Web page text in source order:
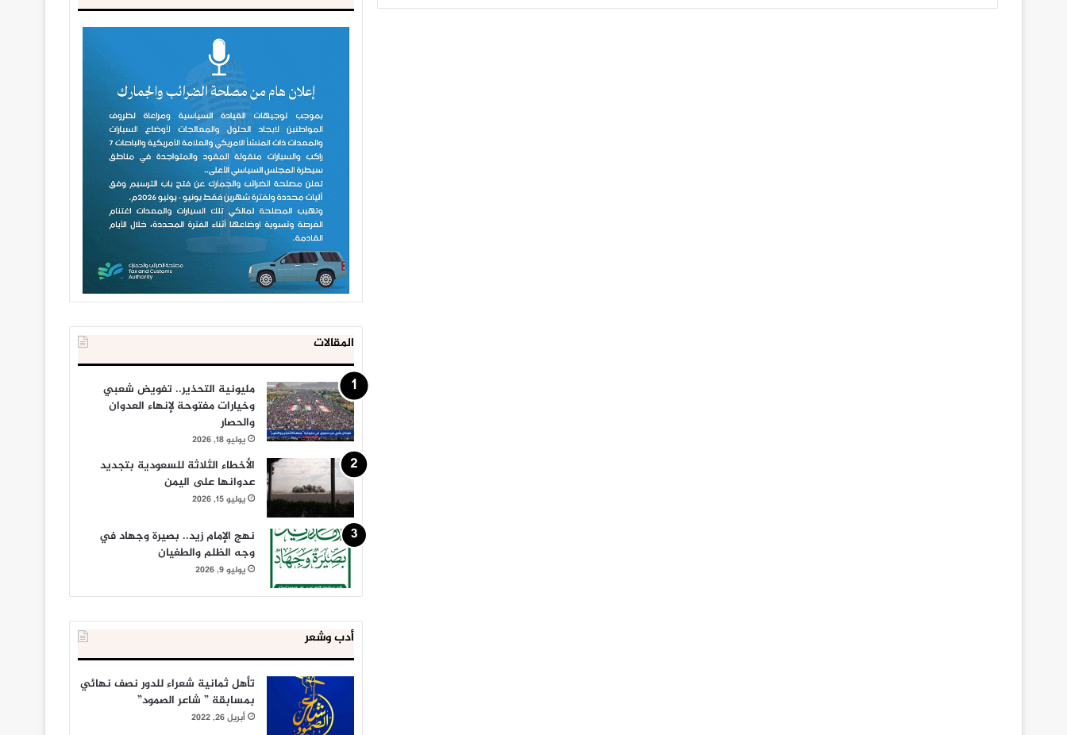
المقالات
مليونية التحذير.. تفويض شعبي
وخيارات مفتوحة لإنهاء العدوان
والحصار
يوليو 18, 2026
الأخطاء الثلاثة للسعودية بتجديد
عدوانها على اليمن
يوليو 15, 2026
نهج الإمام زيد.. بصيرة وجهاد في
وجه الظلم والطغيان
يوليو 9, 2026
أدب وشعر
تأهل ثمانية شعراء للدور نصف نهائي
بمسابقة ” شاعر الصمود”
أبريل 26, 2022